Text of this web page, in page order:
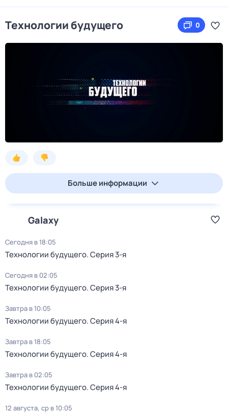
Технологии будущего 0
Больше информации
Galaxy
Сегодня в 18:05
Технологии будущего. Серия 3-я
Сегодня в 02:05
Технологии будущего. Серия 3-я
Завтра в 10:05
Технологии будущего. Серия 4-я
Завтра в 18:05
Технологии будущего. Серия 4-я
Завтра в 02:05
Технологии будущего. Серия 4-я
12 августа, ср в 10:05